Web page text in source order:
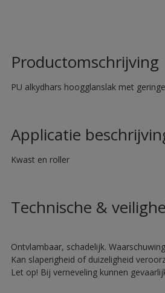
Productomschrijving
PU alkydhars hoogglanslak met
Applicatie
Kwast en roller
Technische &
Ontvlambaar, schadelijk.
Kan slaperigheid of duizeligheid
Let op! Bij verneveling kunnen